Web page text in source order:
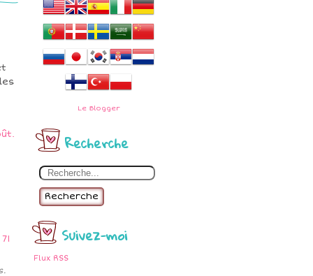
Le Blogger
Recherche
Recherche
Suivez-moi
Flux RSS